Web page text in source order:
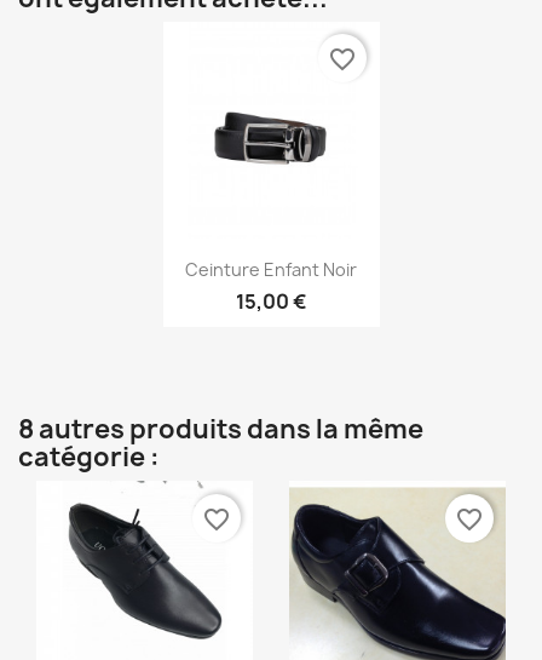
Aperçu rapide
Ceinture Enfant Noir
15,00 €
favorite_border
8 autres produits dans la même
catégorie :
favorite_border favorite_border